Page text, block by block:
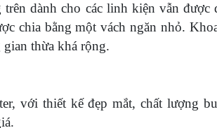
dành cho các linh kiện vẫn được
chia bằng một vách ngăn nhỏ.
thừa khá rộng.
với thiết kế đẹp mắt, chất lượng